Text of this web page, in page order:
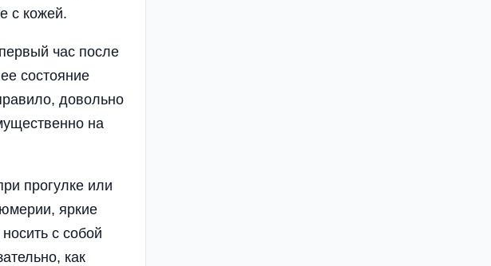
с кожей.
час после
состояние
довольно
на
прогулке или
яркие
с собой
как